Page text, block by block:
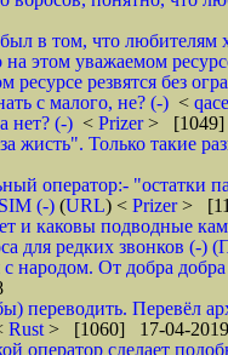
в том, что любителям
на этом уважаемом
ресурсе резвятся без
с малого, не? (-) <
нет? (-) < Prizer> [1049]
жисть". Только такие
оператор:- "остатки
(-) (URL) < Prizer>
и каковы подводные
для редких звонков (-)
народом. От добра
переводить. Перевёл
Rust > [1060] 17-04-
оператор сделает